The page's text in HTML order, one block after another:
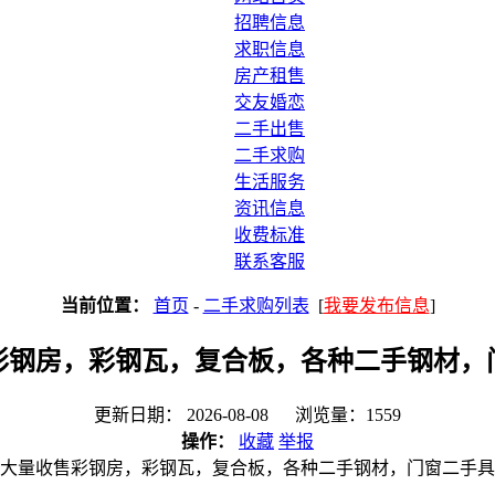
招聘信息
求职信息
房产租售
交友婚恋
二手出售
二手求购
生活服务
资讯信息
收费标准
联系客服
当前位置： 首页 - 二手求购列表 [我要发布信息]
钢房，彩钢瓦，复合板，各种二手钢材，
更新日期： 2026-08-08 浏览量：1559
操作：
收藏 举报
大量收售彩钢房，彩钢瓦，复合板，各种二手钢材，门窗二手具